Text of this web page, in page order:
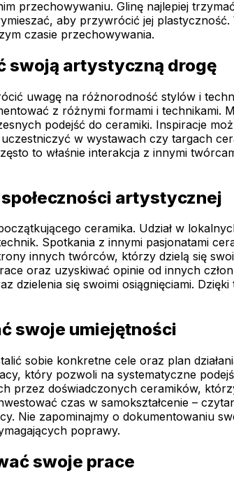
przechowywaniu. Glinę najlepiej
aby przywrócić jej
czasie przechowywania.
swoją artystyczną drogę
uwagę na różnorodność stylów i
z różnymi formami i technikami.
podejść do ceramiki. Inspiracje
w wystawach czy targach
to właśnie interakcja z innymi
artystycznej
ceramika. Udział w
Spotkania z innymi pasjonatami
innych twórców, którzy dzielą się
oraz uzyskiwać opinie od innych
dzielenia się swoimi osiągnięciami.
swoje umiejętności
sobie konkretne cele oraz plan
który pozwoli na systematyczne
doświadczonych ceramików,
czas w samokształcenie –
Nie zapominajmy o dokumentowaniu
poprawy.
swoje prace